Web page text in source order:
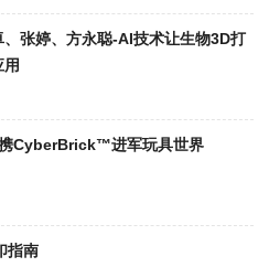
、张婷、方永聪-AI技术让生物3D打
Cyber​​Brick™进军玩具世界
指南